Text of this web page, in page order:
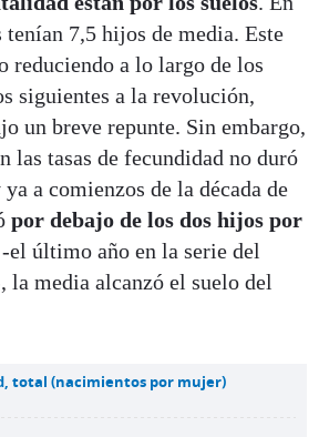
tenían 7,5 hijos de media. Este
reduciendo a lo largo de los
siguientes a la revolución,
un breve repunte. Sin embargo,
las tasas de fecundidad no duró
a comienzos de la década de
por debajo de los dos hijos por
el último año en la serie del
la media alcanzó el suelo del